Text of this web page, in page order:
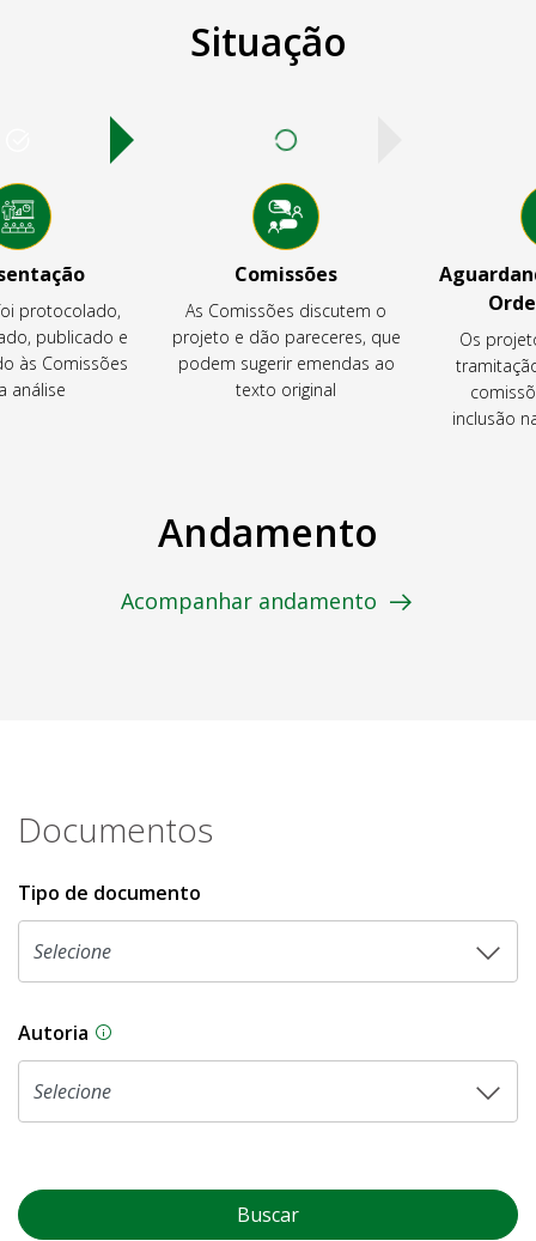
Situação
protocolado,
publicado e
às Comissões
análise
Comissões
As Comissões discutem o
projeto e dão pareceres, que
podem sugerir emendas ao
texto original
Os
inclusão
Andamento
Acompanhar andamento
Documentos
Tipo de documento
Autoria As proposições legislativas na CLDF podem
Buscar